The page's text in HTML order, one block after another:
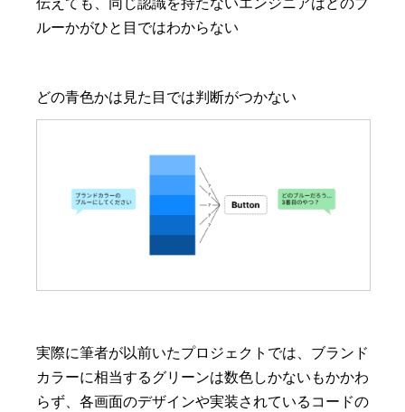
伝えても、同じ認識を持たないエンジニアはどのブ
ルーかがひと目ではわからない
実際に筆者が以前いたプロジェクトでは、ブランド
カラーに相当するグリーンは数色しかないもかかわ
らず、各画面のデザインや実装されているコードの